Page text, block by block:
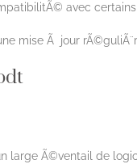
avec
mise Ã jour
large Ã©ventail de